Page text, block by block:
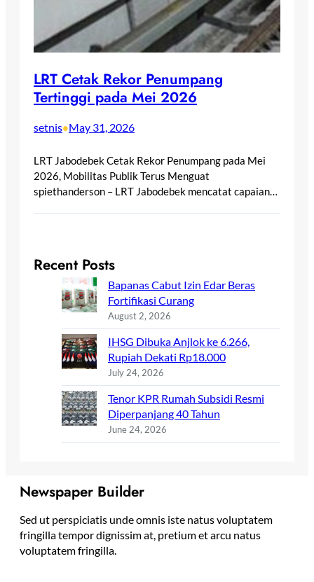
LRT Cetak Rekor Penumpang
Tertinggi pada Mei 2026
setnis•May 31, 2026
LRT Jabodebek Cetak Rekor Penumpang pada Mei
2026, Mobilitas Publik Terus Menguat
spiethanderson – LRT Jabodebek mencatat capaian…
Recent Posts
Bapanas Cabut Izin Edar Beras
Fortifikasi Curang
August 2, 2026
IHSG Dibuka Anjlok ke 6.266,
Rupiah Dekati Rp18.000
July 24, 2026
Tenor KPR Rumah Subsidi Resmi
Diperpanjang 40 Tahun
June 24, 2026
Newspaper Builder
Sed ut perspiciatis unde omnis iste natus voluptatem
fringilla tempor dignissim at, pretium et arcu natus
voluptatem fringilla.